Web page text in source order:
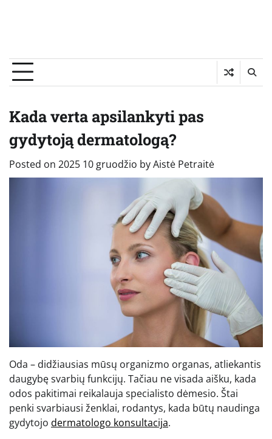
Kada verta apsilankyti pas
gydytoją dermatologą?
Posted on 2025 10 gruodžio byAistė Petraitė
Oda – didžiausias mūsų organizmo organas, atliekantis
daugybę svarbių funkcijų. Tačiau ne visada aišku, kada
odos pakitimai reikalauja specialisto dėmesio. Štai
penki svarbiausi ženklai, rodantys, kada būtų naudinga
gydytojo dermatologo konsultacija.